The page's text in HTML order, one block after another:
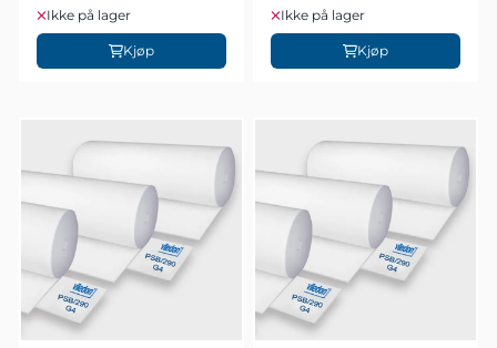
Ikke på lager
Kjøp
Ikke på lager
Kjøp